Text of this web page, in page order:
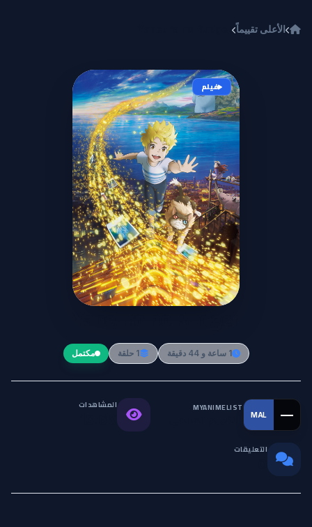
الأعلى تقييماً
فيلم
Yaneura no Rudger
1 ساعة و 44 دقيقة 1 حلقة مكتمل
MAL —
MYANIMELIST المشاهدات
التعليقات